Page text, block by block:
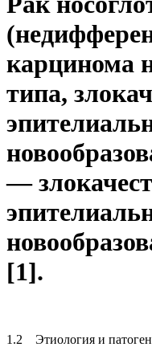
карцинома
типа,
—
[1].
1.2 Этиология и